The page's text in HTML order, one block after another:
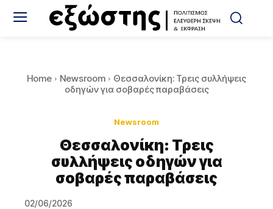
Home Newsroom
Θεσσαλονίκη: Τρεις συλλήψεις
οδηγών για σοβαρές παραβάσεις
Newsroom
Θεσσαλονίκη: Τρεις
συλλήψεις οδηγών για
σοβαρές παραβάσεις
02/06/2026